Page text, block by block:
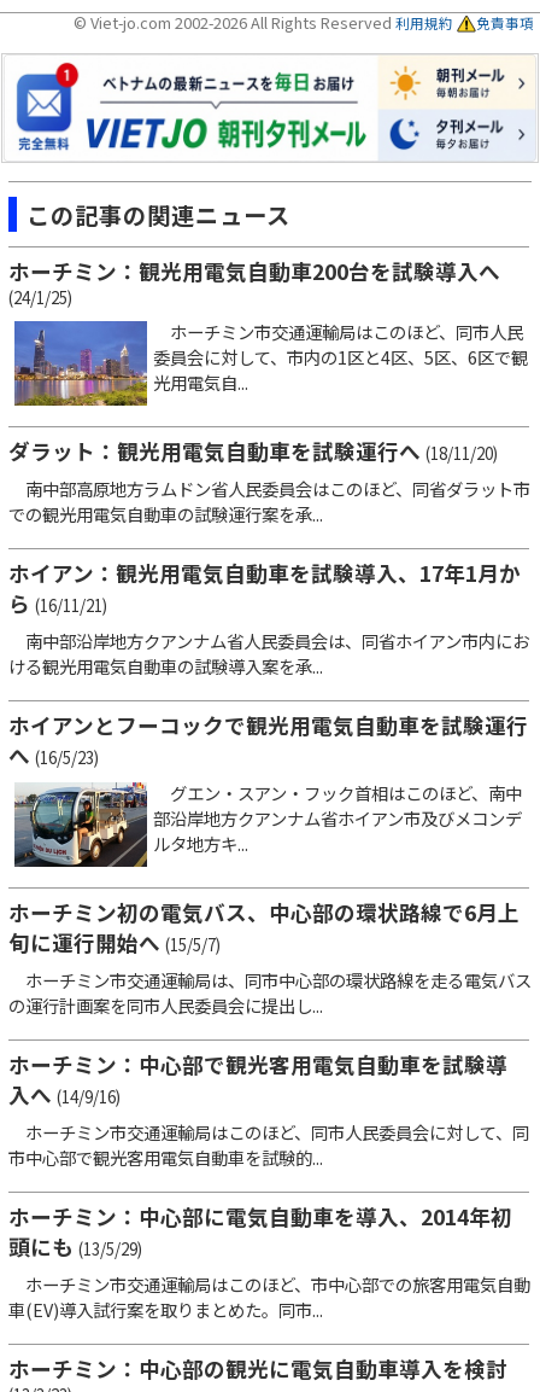
© Viet-jo.com 2002-2026 All Rights Reserved 利用規約 免責事項
この記事の関連ニュース
ホーチミン：観光用電気自動車200台を試験導入へ
(24/1/25)
ホーチミン市交通運輸局はこのほど、同市人民
委員会に対して、市内の1区と4区、5区、6区で観
光用電気自...
ダラット：観光用電気自動車を試験運行へ (18/11/20)
南中部高原地方ラムドン省人民委員会はこのほど、同省ダラット市
での観光用電気自動車の試験運行案を承...
ホイアン：観光用電気自動車を試験導入、17年1月か
ら (16/11/21)
南中部沿岸地方クアンナム省人民委員会は、同省ホイアン市内にお
ける観光用電気自動車の試験導入案を承...
ホイアンとフーコックで観光用電気自動車を試験運行
へ (16/5/23)
グエン・スアン・フック首相はこのほど、南中
部沿岸地方クアンナム省ホイアン市及びメコンデ
ルタ地方キ...
ホーチミン初の電気バス、中心部の環状路線で6月上
旬に運行開始へ (15/5/7)
ホーチミン市交通運輸局は、同市中心部の環状路線を走る電気バス
の運行計画案を同市人民委員会に提出し...
ホーチミン：中心部で観光客用電気自動車を試験導
入へ (14/9/16)
ホーチミン市交通運輸局はこのほど、同市人民委員会に対して、同
市中心部で観光客用電気自動車を試験的...
ホーチミン：中心部に電気自動車を導入、2014年初
頭にも (13/5/29)
ホーチミン市交通運輸局はこのほど、市中心部での旅客用電気自動
車(EV)導入試行案を取りまとめた。同市...
ホーチミン：中心部の観光に電気自動車導入を検討